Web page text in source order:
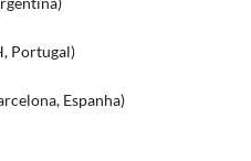
Portugal)
Espanha)